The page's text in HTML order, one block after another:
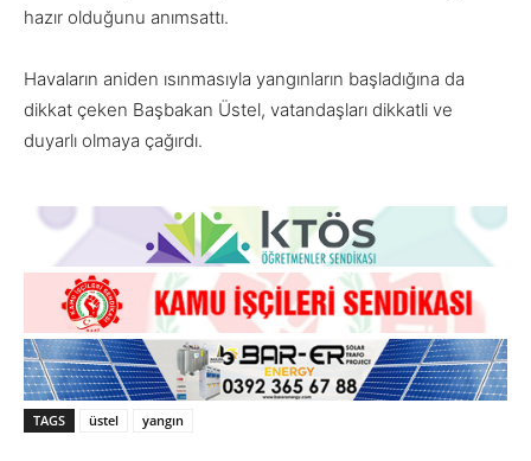
hazır olduğunu anımsattı.
Havaların aniden ısınmasıyla yangınların başladığına da
dikkat çeken Başbakan Üstel, vatandaşları dikkatli ve
duyarlı olmaya çağırdı.
TAGS üstel yangın